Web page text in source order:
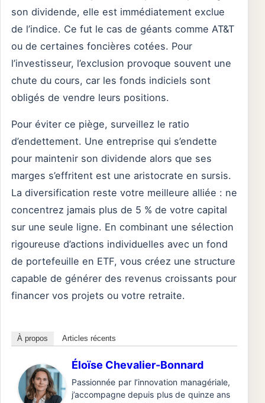
son dividende, elle est immédiatement exclue
de l’indice. Ce fut le cas de géants comme AT&T
ou de certaines foncières cotées. Pour
l’investisseur, l’exclusion provoque souvent une
chute du cours, car les fonds indiciels sont
obligés de vendre leurs positions.
Pour éviter ce piège, surveillez le ratio
d’endettement. Une entreprise qui s’endette
pour maintenir son dividende alors que ses
marges s’effritent est une aristocrate en sursis.
La diversification reste votre meilleure alliée : ne
concentrez jamais plus de 5 % de votre capital
sur une seule ligne. En combinant une sélection
rigoureuse d’actions individuelles avec un fond
de portefeuille en ETF, vous créez une structure
capable de générer des revenus croissants pour
financer vos projets ou votre retraite.
À propos Articles récents
Éloïse Chevalier-Bonnard
Passionnée par l’innovation managériale,
j’accompagne depuis plus de quinze ans